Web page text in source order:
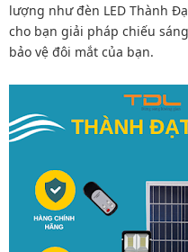
lượng như đèn LED Thành
cho bạn giải pháp chiếu
bảo vệ đôi mắt của bạn.